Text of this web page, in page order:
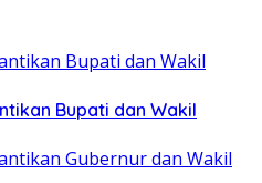
Bupati dan Wakil